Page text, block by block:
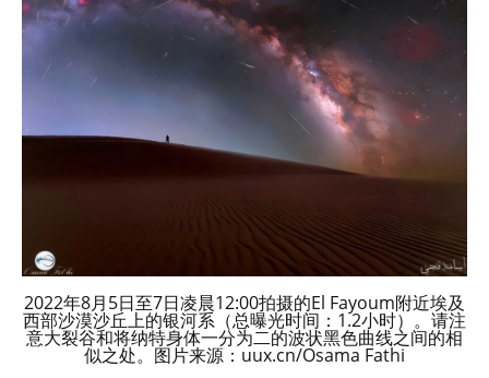
2022年8月5日至7日凌晨12:00拍摄的El Fayoum附近埃及
西部沙漠沙丘上的银河系（总曝光时间：1.2小时）。请注
意大裂谷和将纳特身体一分为二的波状黑色曲线之间的相
似之处。图片来源：uux.cn/Osama Fathi